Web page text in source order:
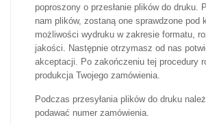
poproszony o przesłanie plików do druku.
nam plików, zostaną one sprawdzone pod
możliwości wydruku w zakresie formatu,
jakości. Następnie otrzymasz od nas
akceptacji. Po zakończeniu tej procedury
produkcja Twojego zamówienia.
Podczas przesyłania plików do druku
podawać numer zamówienia.